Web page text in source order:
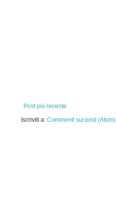
Post più recente
Iscriviti a: Commenti sul post (Atom)